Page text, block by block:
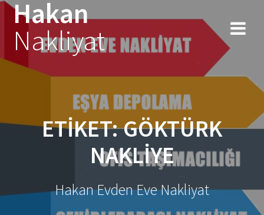
to
content
Hakan
Nakliyat
ETIKET:GÖKTÜRK
NAKLIYE
Hakan Evden Eve Nakliyat